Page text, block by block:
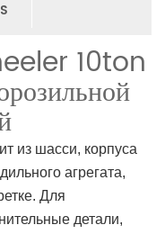
10ton
из шасси, корпуса
агрегата,
Для
детали,